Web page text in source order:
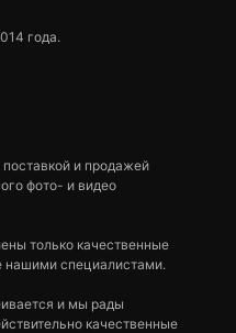
года.
и продажей
фото- и видео
только качественные
нашими специалистами.
и мы рады
качественные